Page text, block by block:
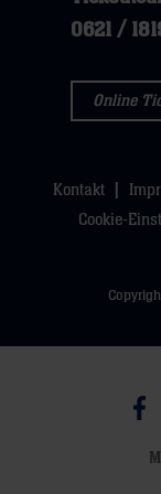
hier
sie
0621 /
Online
Kontakt
Cookie-